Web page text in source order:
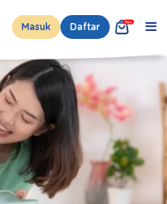
Masuk Daftar